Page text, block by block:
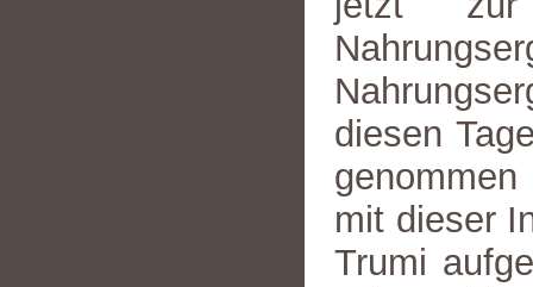
diesen
mit dieser
Trumi